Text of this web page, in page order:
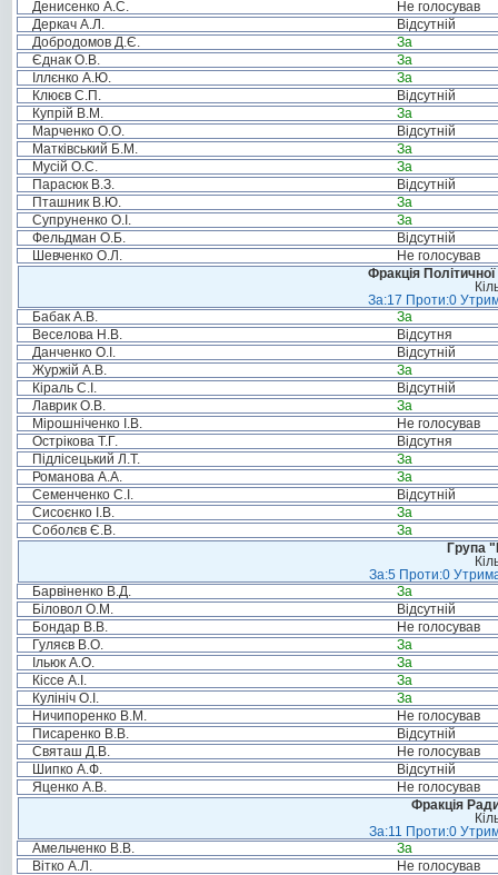
Денисенко А.С.
Не голосував
Деркач А.Л.
Відсутній
Добродомов Д.Є.
За
Єднак О.В.
За
Іллєнко А.Ю.
За
Клюєв С.П.
Відсутній
Купрій В.М.
За
Марченко О.О.
Відсутній
Матківський Б.М.
За
Мусій О.С.
За
Парасюк В.З.
Відсутній
Пташник В.Ю.
За
Супруненко О.І.
За
Фельдман О.Б.
Відсутній
Шевченко О.Л.
Не голосував
Фракція
За:17 Проти:0
Бабак А.В.
За
Веселова Н.В.
Відсутня
Данченко О.І.
Відсутній
Журжій А.В.
За
Кіраль С.І.
Відсутній
Лаврик О.В.
За
Мірошніченко І.В.
Не голосував
Острікова Т.Г.
Відсутня
Підлісецький Л.Т.
За
Романова А.А.
За
Семенченко С.І.
Відсутній
Сисоєнко І.В.
За
Соболєв Є.В.
За
Група
За:5 Проти:0
Барвіненко В.Д.
За
Біловол О.М.
Відсутній
Бондар В.В.
Не голосував
Гуляєв В.О.
За
Ільюк А.О.
За
Кіссе А.І.
За
Кулініч О.І.
За
Ничипоренко В.М.
Не голосував
Писаренко В.В.
Відсутній
Святаш Д.В.
Не голосував
Шипко А.Ф.
Відсутній
Яценко А.В.
Не голосував
Фракція
За:11 Проти:0
Амельченко В.В.
За
Вітко А.Л.
Не голосував